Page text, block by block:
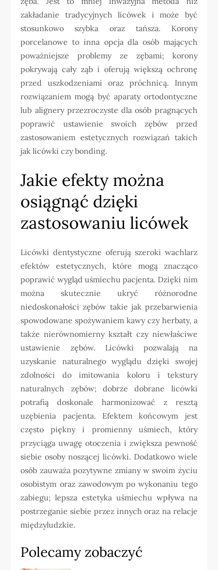
zakładanie tradycyjnych licówek i może być
stosunkowo szybka oraz tańsza. Korony
porcelanowe to inna opcja dla osób mających
poważniejsze problemy ze zębami; korony
pokrywają cały ząb i oferują większą ochronę
przed uszkodzeniami oraz próchnicą. Innym
rozwiązaniem mogą być aparaty ortodontyczne
lub alignery przezroczyste dla osób pragnących
poprawić ustawienie swoich zębów przed
zastosowaniem estetycznych rozwiązań takich
jak licówki czy bonding.
Jakie efekty można
osiągnąć dzięki
zastosowaniu licówek
Licówki dentystyczne oferują szeroki wachlarz
efektów estetycznych, które mogą znacząco
poprawić wygląd uśmiechu pacjenta. Dzięki nim
można skutecznie ukryć różnorodne
niedoskonałości zębów takie jak przebarwienia
spowodowane spożywaniem kawy czy herbaty, a
także nierównomierny kształt czy niewłaściwe
ustawienie zębów. Licówki pozwalają na
uzyskanie naturalnego wyglądu dzięki swojej
zdolności do imitowania koloru i tekstury
naturalnych zębów; dobrze dobrane licówki
potrafią doskonale harmonizować z resztą
uzębienia pacjenta. Efektem końcowym jest
często piękny i promienny uśmiech, który
przyciąga uwagę otoczenia i zwiększa pewność
siebie osoby noszącej licówki. Dodatkowo wiele
osób zauważa pozytywne zmiany w swoim życiu
osobistym oraz zawodowym po wykonaniu tego
zabiegu; lepsza estetyka uśmiechu wpływa na
postrzeganie siebie przez innych oraz na relacje
międzyludzkie.
Polecamy zobaczyć